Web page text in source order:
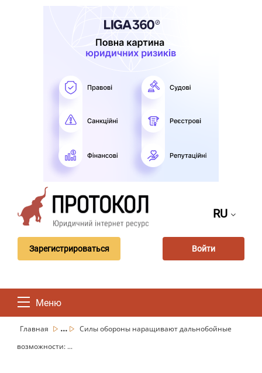
RU
Зарегистрироваться Войти
Меню
Главная ...
Силы обороны наращивают дальнобойные
возможности: ...